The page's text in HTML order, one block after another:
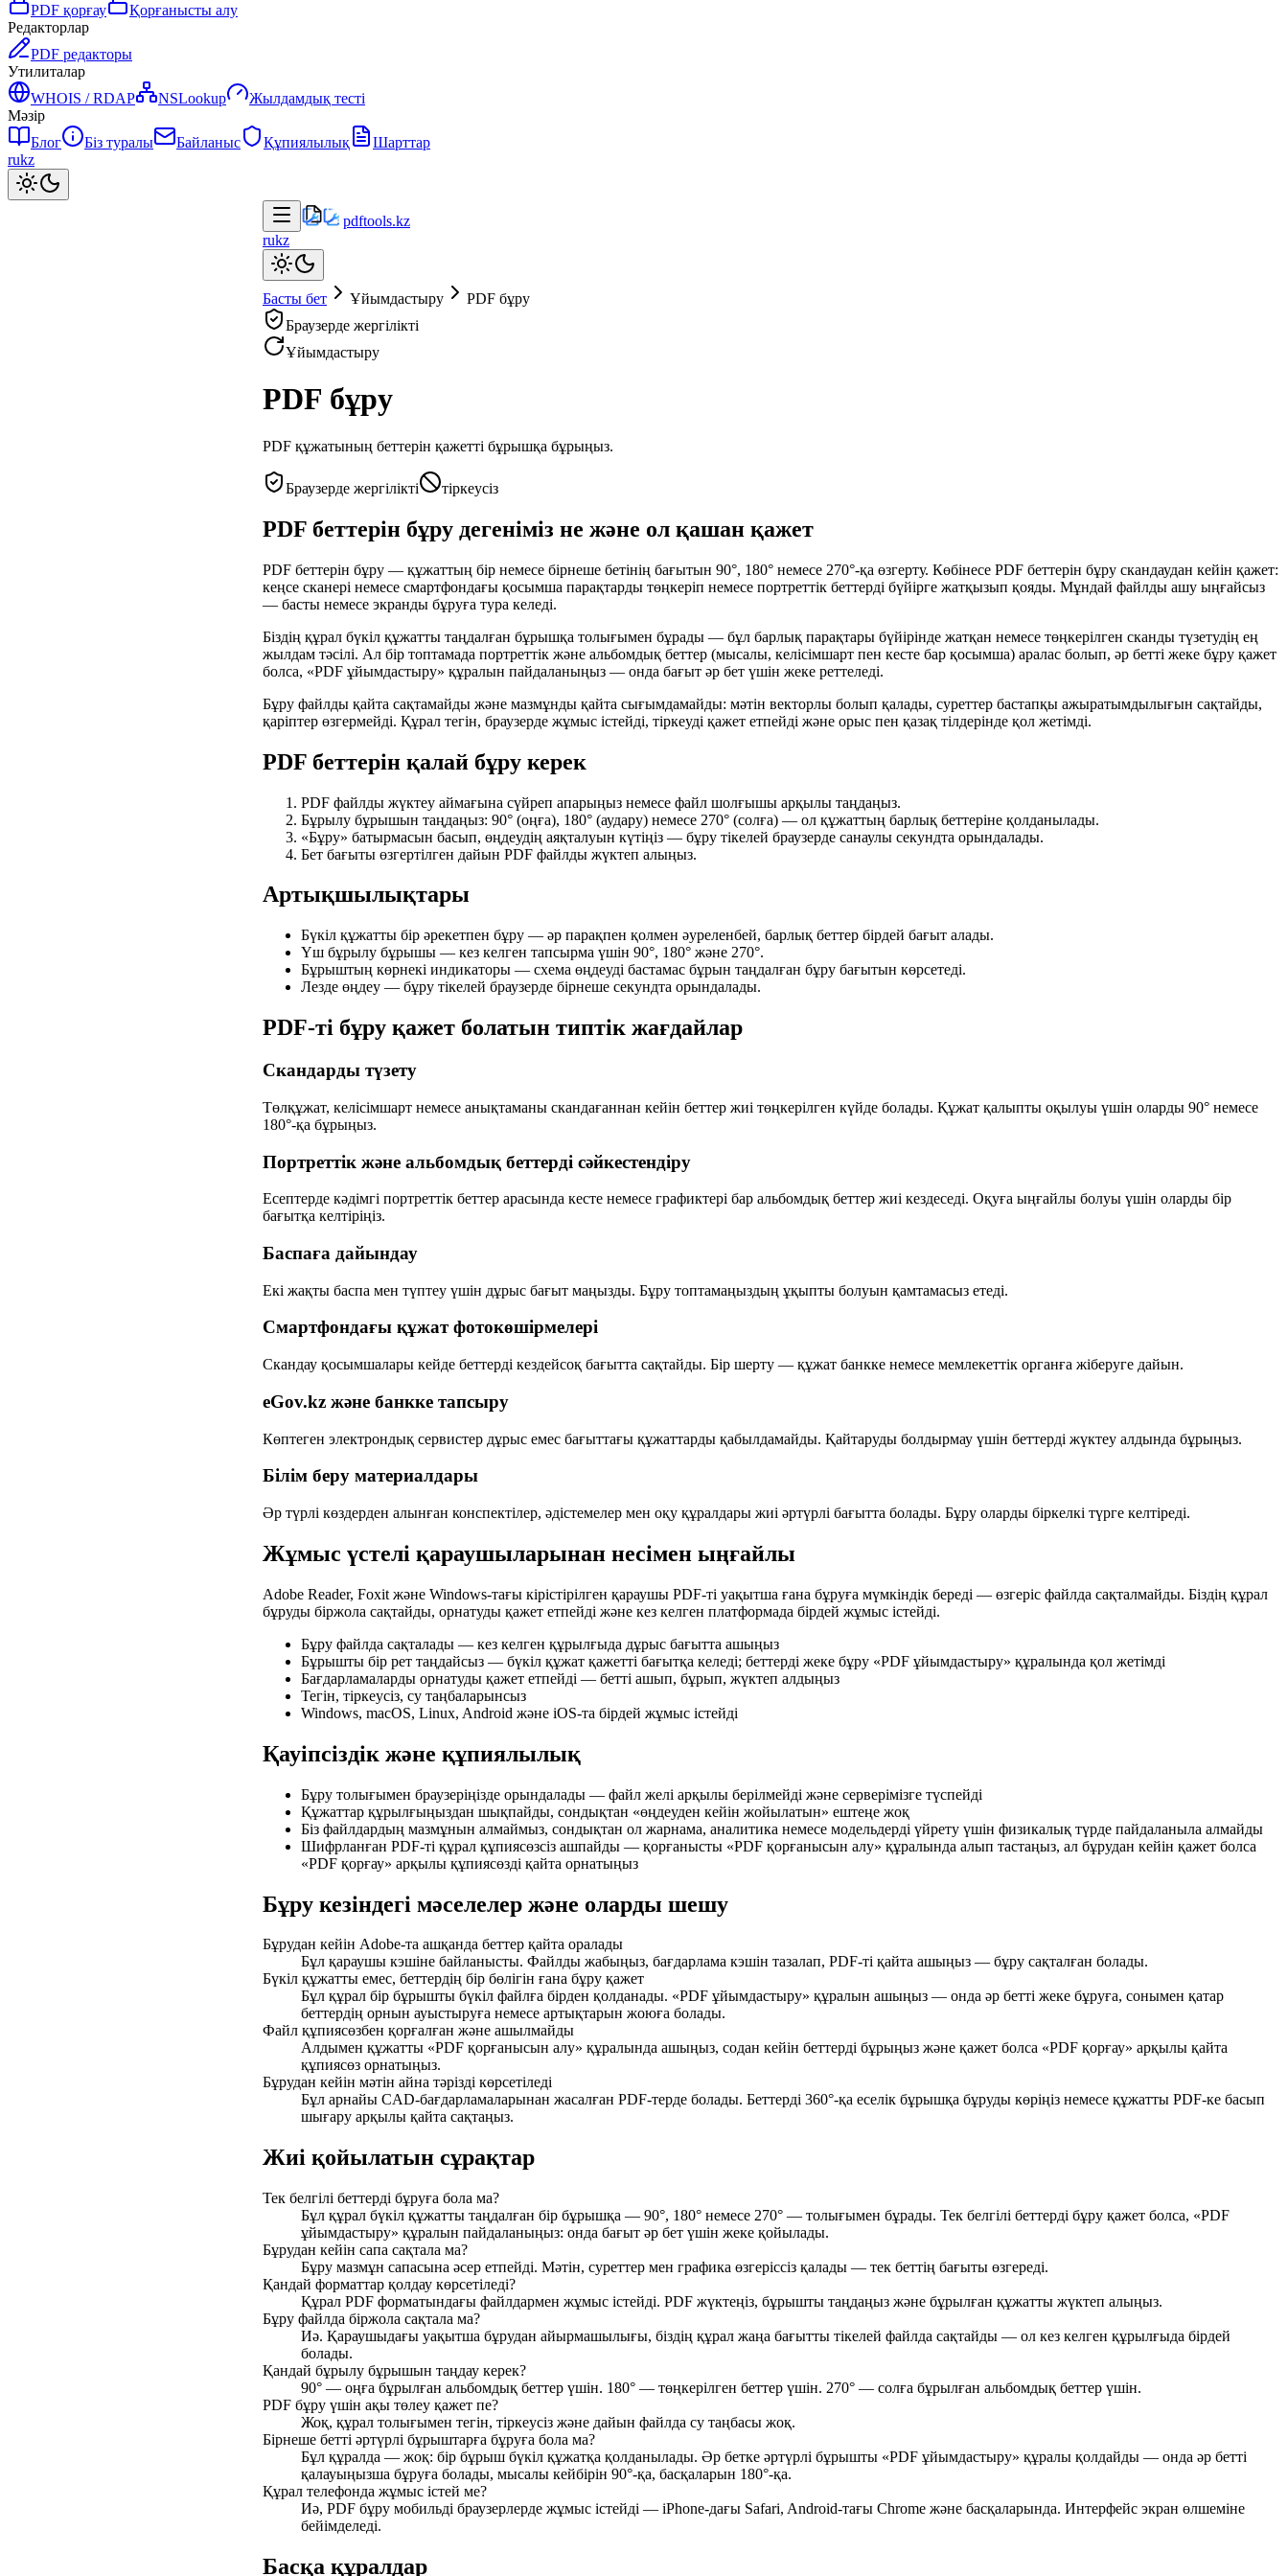
PDF қорғау
Қорғанысты алу
Редакторлар
PDF редакторы
Утилиталар
WHOIS / RDAP
NSLookup
Жылдамдық тесті
Мәзір
Блог
Біз туралы Байланыс Құпиялылық
Шарттар
rukz
pdftools.kz
rukz
Басты бет Ұйымдастыру
PDF бұру
Браузерде жергілікті
Ұйымдастыру
PDF бұру
PDF құжатының беттерін қажетті бұрышқа бұрыңыз.
Браузерде жергілікті тіркеусіз
PDF беттерін бұру дегеніміз не және ол қашан қажет
PDF беттерін бұру — құжаттың бір немесе бірнеше бетінің бағытын 90°, 180° немесе 270°-қа өзгерту. Көбінесе PDF беттерін бұру скандаудан кейін қажет:
кеңсе сканері немесе смартфондағы қосымша парақтарды төңкеріп немесе портреттік беттерді бүйірге жатқызып қояды. Мұндай файлды ашу ыңғайсыз
— басты немесе экранды бұруға тура келеді.
Біздің құрал бүкіл құжатты таңдалған бұрышқа толығымен бұрады — бұл барлық парақтары бүйірінде жатқан немесе төңкерілген сканды түзетудің ең
жылдам тәсілі. Ал бір топтамада портреттік және альбомдық беттер (мысалы, келісімшарт пен кесте бар қосымша) аралас болып, әр бетті жеке бұру қажет
болса, «PDF ұйымдастыру» құралын пайдаланыңыз — онда бағыт әр бет үшін жеке реттеледі.
Бұру файлды қайта сақтамайды және мазмұнды қайта сығымдамайды: мәтін векторлы болып қалады, суреттер бастапқы ажыратымдылығын сақтайды,
қаріптер өзгермейді. Құрал тегін, браузерде жұмыс істейді, тіркеуді қажет етпейді және орыс пен қазақ тілдерінде қол жетімді.
PDF беттерін қалай бұру керек
PDF файлды жүктеу аймағына сүйреп апарыңыз немесе файл шолғышы арқылы таңдаңыз.
Бұрылу бұрышын таңдаңыз: 90° (оңға), 180° (аудару) немесе 270° (солға) — ол құжаттың барлық беттеріне қолданылады.
«Бұру» батырмасын басып, өңдеудің аяқталуын күтіңіз — бұру тікелей браузерде санаулы секундта орындалады.
Бет бағыты өзгертілген дайын PDF файлды жүктеп алыңыз.
Артықшылықтары
Бүкіл құжатты бір әрекетпен бұру — әр парақпен қолмен әуреленбей, барлық беттер бірдей бағыт алады.
Үш бұрылу бұрышы — кез келген тапсырма үшін 90°, 180° және 270°.
Бұрыштың көрнекі индикаторы — схема өңдеуді бастамас бұрын таңдалған бұру бағытын көрсетеді.
Лезде өңдеу — бұру тікелей браузерде бірнеше секундта орындалады.
PDF-ті бұру қажет болатын типтік жағдайлар
Скандарды түзету
Төлқұжат, келісімшарт немесе анықтаманы скандағаннан кейін беттер жиі төңкерілген күйде болады. Құжат қалыпты оқылуы үшін оларды 90° немесе
180°-қа бұрыңыз.
Портреттік және альбомдық беттерді сәйкестендіру
Есептерде кәдімгі портреттік беттер арасында кесте немесе графиктері бар альбомдық беттер жиі кездеседі. Оқуға ыңғайлы болуы үшін оларды бір
бағытқа келтіріңіз.
Баспаға дайындау
Екі жақты баспа мен түптеу үшін дұрыс бағыт маңызды. Бұру топтамаңыздың ұқыпты болуын қамтамасыз етеді.
Смартфондағы құжат фотокөшірмелері
Скандау қосымшалары кейде беттерді кездейсоқ бағытта сақтайды. Бір шерту — құжат банкке немесе мемлекеттік органға жіберуге дайын.
eGov.kz және банкке тапсыру
Көптеген электрондық сервистер дұрыс емес бағыттағы құжаттарды қабылдамайды. Қайтаруды болдырмау үшін беттерді жүктеу алдында бұрыңыз.
Білім беру материалдары
Әр түрлі көздерден алынған конспектілер, әдістемелер мен оқу құралдары жиі әртүрлі бағытта болады. Бұру оларды біркелкі түрге келтіреді.
Жұмыс үстелі қараушыларынан несімен ыңғайлы
Adobe Reader, Foxit және Windows-тағы кірістірілген қараушы PDF-ті уақытша ғана бұруға мүмкіндік береді — өзгеріс файлда сақталмайды. Біздің құрал
бұруды біржола сақтайды, орнатуды қажет етпейді және кез келген платформада бірдей жұмыс істейді.
Бұру файлда сақталады — кез келген құрылғыда дұрыс бағытта ашыңыз
Бұрышты бір рет таңдайсыз — бүкіл құжат қажетті бағытқа келеді; беттерді жеке бұру «PDF ұйымдастыру» құралында қол жетімді
Бағдарламаларды орнатуды қажет етпейді — бетті ашып, бұрып, жүктеп алдыңыз
Тегін, тіркеусіз, су таңбаларынсыз
Windows, macOS, Linux, Android және iOS-та бірдей жұмыс істейді
Қауіпсіздік және құпиялылық
Бұру толығымен браузеріңізде орындалады — файл желі арқылы берілмейді және серверімізге түспейді
Құжаттар құрылғыңыздан шықпайды, сондықтан «өңдеуден кейін жойылатын» ештеңе жоқ
Біз файлдардың мазмұнын алмаймыз, сондықтан ол жарнама, аналитика немесе модельдерді үйрету үшін физикалық түрде пайдаланыла алмайды
Шифрланған PDF-ті құрал құпиясөзсіз ашпайды — қорғанысты «PDF қорғанысын алу» құралында алып тастаңыз, ал бұрудан кейін қажет болса
«PDF қорғау» арқылы құпиясөзді қайта орнатыңыз
Бұру кезіндегі мәселелер және оларды шешу
Бұрудан кейін Adobe-та ашқанда беттер қайта оралады
Бұл қараушы кэшіне байланысты. Файлды жабыңыз, бағдарлама кэшін тазалап, PDF-ті қайта ашыңыз — бұру сақталған болады.
Бүкіл құжатты емес, беттердің бір бөлігін ғана бұру қажет
Бұл құрал бір бұрышты бүкіл файлға бірден қолданады. «PDF ұйымдастыру» құралын ашыңыз — онда әр бетті жеке бұруға, сонымен қатар
беттердің орнын ауыстыруға немесе артықтарын жоюға болады.
Файл құпиясөзбен қорғалған және ашылмайды
Алдымен құжатты «PDF қорғанысын алу» құралында ашыңыз, содан кейін беттерді бұрыңыз және қажет болса «PDF қорғау» арқылы қайта
құпиясөз орнатыңыз.
Бұрудан кейін мәтін айна тәрізді көрсетіледі
Бұл арнайы CAD-бағдарламаларынан жасалған PDF-терде болады. Беттерді 360°-қа еселік бұрышқа бұруды көріңіз немесе құжатты PDF-ке басып
шығару арқылы қайта сақтаңыз.
Жиі қойылатын сұрақтар
Тек белгілі беттерді бұруға бола ма?
Бұл құрал бүкіл құжатты таңдалған бір бұрышқа — 90°, 180° немесе 270° — толығымен бұрады. Тек белгілі беттерді бұру қажет болса, «PDF
ұйымдастыру» құралын пайдаланыңыз: онда бағыт әр бет үшін жеке қойылады.
Бұрудан кейін сапа сақтала ма?
Бұру мазмұн сапасына әсер етпейді. Мәтін, суреттер мен графика өзгеріссіз қалады — тек беттің бағыты өзгереді.
Қандай форматтар қолдау көрсетіледі?
Құрал PDF форматындағы файлдармен жұмыс істейді. PDF жүктеңіз, бұрышты таңдаңыз және бұрылған құжатты жүктеп алыңыз.
Бұру файлда біржола сақтала ма?
Иә. Қараушыдағы уақытша бұрудан айырмашылығы, біздің құрал жаңа бағытты тікелей файлда сақтайды — ол кез келген құрылғыда бірдей
болады.
Қандай бұрылу бұрышын таңдау керек?
90° — оңға бұрылған альбомдық беттер үшін. 180° — төңкерілген беттер үшін. 270° — солға бұрылған альбомдық беттер үшін.
PDF бұру үшін ақы төлеу қажет пе?
Жоқ, құрал толығымен тегін, тіркеусіз және дайын файлда су таңбасы жоқ.
Бірнеше бетті әртүрлі бұрыштарға бұруға бола ма?
Бұл құралда — жоқ: бір бұрыш бүкіл құжатқа қолданылады. Әр бетке әртүрлі бұрышты «PDF ұйымдастыру» құралы қолдайды — онда әр бетті
қалауыңызша бұруға болады, мысалы кейбірін 90°-қа, басқаларын 180°-қа.
Құрал телефонда жұмыс істей ме?
Иә, PDF бұру мобильді браузерлерде жұмыс істейді — iPhone-дағы Safari, Android-тағы Chrome және басқаларында. Интерфейс экран өлшеміне
бейімделеді.
Басқа құралдар